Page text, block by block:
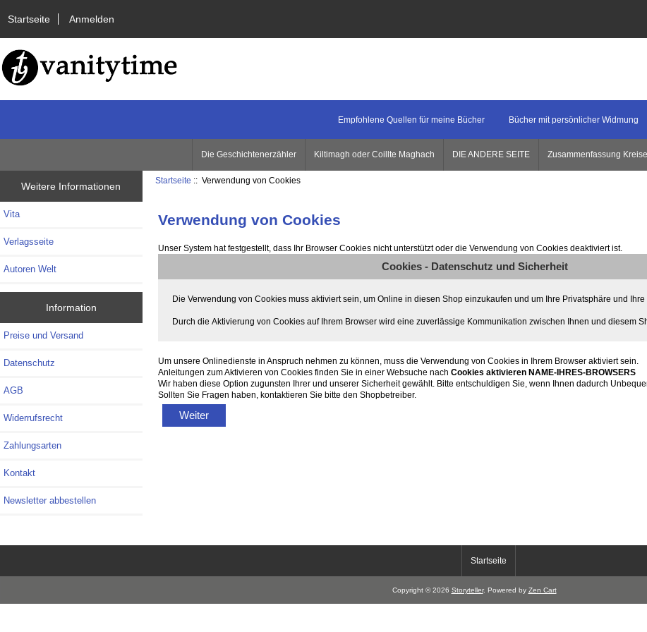
Startseite Anmelden
Empfohlene Quellen für meine Bücher Bücher mit persönlicher Widmung
Die Geschichtenerzähler Kiltimagh oder Coillte Maghach DIE ANDERE SEITE Zusammenfassung
Weitere Informationen
Vita
Verlagsseite
Autoren Welt
Information
Preise und Versand
Datenschutz
AGB
Widerrufsrecht
Zahlungsarten
Kontakt
Newsletter abbestellen
Startseite :: Verwendung von Cookies
Verwendung von Cookies
Unser System hat festgestellt, dass Ihr Browser Cookies nicht unterstützt oder die Verwendung von Cookies deaktiviert ist.
Cookies - Datenschutz und Sicherheit
Die Verwendung von Cookies muss aktiviert sein, um Online in diesen Shop einzukaufen und um Ihre Privatsphäre und Ihre
Durch die Aktivierung von Cookies auf Ihrem Browser wird eine zuverlässige Kommunikation zwischen Ihnen und diesem
Um unsere Onlinedienste in Anspruch nehmen zu können, muss die Verwendung von Cookies in Ihrem Browser aktiviert sein.
Anleitungen zum Aktivieren von Cookies finden Sie in einer Websuche nach Cookies aktivieren NAME-IHRES-BROWSERS
Wir haben diese Option zugunsten Ihrer und unserer Sicherheit gewählt. Bitte entschuldigen Sie, wenn Ihnen dadurch
Sollten Sie Fragen haben, kontaktieren Sie bitte den Shopbetreiber.
Weiter
Startseite
Copyright © 2026 Storyteller. Powered by Zen Cart